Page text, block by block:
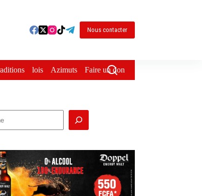
Nous contacter
lois Azimuts Faire un don